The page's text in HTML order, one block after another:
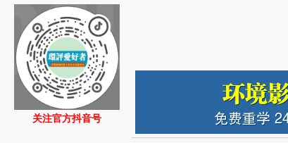
关注官方抖音号